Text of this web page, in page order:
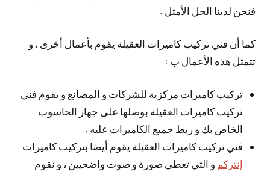
فنحن لدينا الحل الأمثل .
كما أن فني تركيب كاميرات العقيلة يقوم بأعمال أخرى ، و
تتمثل هذه الأعمال ب :
تركيب كاميرات مركزية للشركات و المصانع و يقوم فني
تركيب كاميرات العقيلة بوصلها على جهاز الحاسوب
الخاص بك و ربط جميع الكاميرات عليه .
فني تركيب كاميرات العقيلة يقوم أيضا بتركيب كاميرات
إنتركم و التي تعطي صورة و صوت واضحيين ، و نقوم